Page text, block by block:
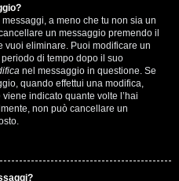
a meno che tu non sia un
un messaggio premendo il
vuoi eliminare. Puoi modificare un
di tempo dopo il suo
nel messaggio in questione. Se
quando effettui una modifica,
indicato quante volte l’hai
non può cancellare un